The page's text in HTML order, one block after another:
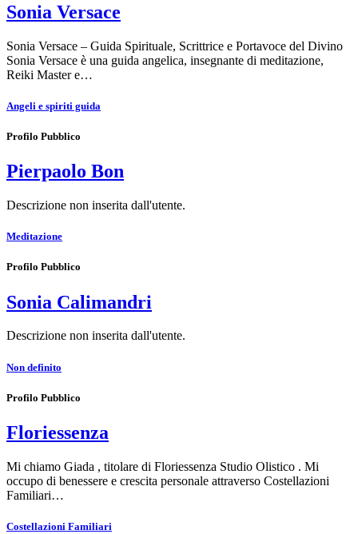
Sonia Versace
Sonia Versace – Guida Spirituale, Scrittrice e Portavoce del Divino
Sonia Versace è una guida angelica, insegnante di meditazione,
Reiki Master e…
Angeli e spiriti guida
Profilo Pubblico
Pierpaolo Bon
Descrizione non inserita dall'utente.
Meditazione
Profilo Pubblico
Sonia Calimandri
Descrizione non inserita dall'utente.
Non definito
Profilo Pubblico
Floriessenza
Mi chiamo Giada , titolare di Floriessenza Studio Olistico . Mi
occupo di benessere e crescita personale attraverso Costellazioni
Familiari…
Costellazioni Familiari